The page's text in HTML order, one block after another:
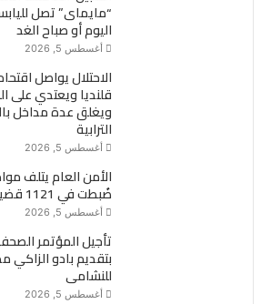
“مايماى” تصل
اليوم أو صباح الغد
أغسطس 5, 2026
الاحتلال يواصل
قلنديا ويعتدي على
ويغلق عدة مداخل
الترابية
أغسطس 5, 2026
الأمن العام يتلف
ضُبطت في 1121 قضية
أغسطس 5, 2026
تأجيل المؤتمر
بتقديم بادو الزاكي
للنشامى
أغسطس 5, 2026